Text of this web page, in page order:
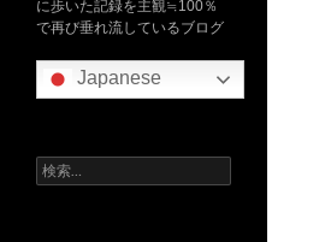
に歩いた記録を主観≒100％
で再び垂れ流しているブログ
Japanese
検
索: